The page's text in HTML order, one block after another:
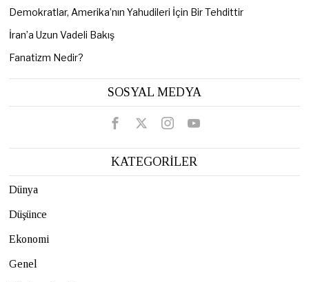
Demokratlar, Amerika’nın Yahudileri İçin Bir Tehdittir
İran’a Uzun Vadeli Bakış
Fanatizm Nedir?
SOSYAL MEDYA
KATEGORİLER
Dünya
Düşünce
Ekonomi
Genel